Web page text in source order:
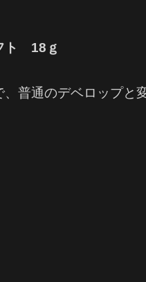
ト 18ｇ
普通のデベロップと